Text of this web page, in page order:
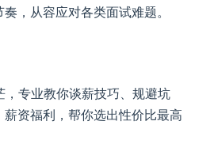
，从容应对各类面试难题。
专业教你谈薪技巧、规避坑
薪资福利，帮你选出性价比最高